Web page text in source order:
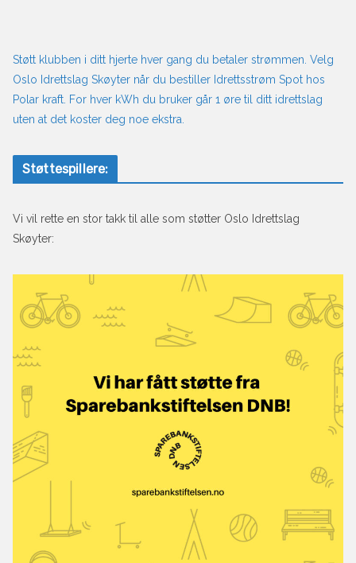
Støtt klubben i ditt hjerte hver gang du betaler strømmen. Velg
Oslo Idrettslag Skøyter når du bestiller Idrettsstrøm Spot hos
Polar kraft. For hver kWh du bruker går 1 øre til ditt idrettslag
uten at det koster deg noe ekstra.
Støttespillere:
Vi vil rette en stor takk til alle som støtter Oslo Idrettslag
Skøyter: